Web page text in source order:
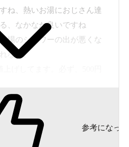
ね、熱いお湯におじさん達
、なかなか良いですね
場のシャワーの出が悪くな
ない、
時間が早かったけど最近２
、受付の女性に聴きました
吸われるので、ロビーが煙参考になった